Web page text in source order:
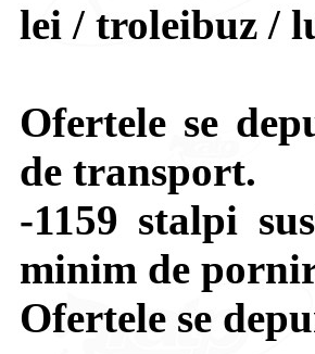
lei / troleibuz /
Ofertele se
de transport.
-1159 stalpi
minim de
Ofertele se